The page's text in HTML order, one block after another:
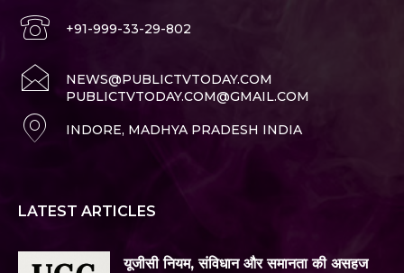
+91-999-33-29-802
NEWS@PUBLICTVTODAY.COM
PUBLICTVTODAY.COM@GMAIL.COM
INDORE, MADHYA PRADESH INDIA
LATEST ARTICLES
यूजीसी नियम, संविधान और समानता की असहज